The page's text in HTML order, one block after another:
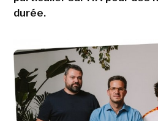
durée.